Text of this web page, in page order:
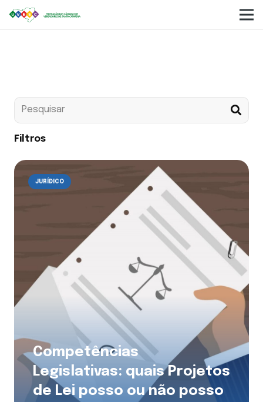
Filtros
JURÍDICO
Competências
Legislativas: quais Projetos
de Lei posso ou não posso